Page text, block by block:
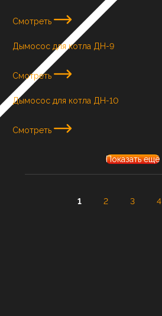
Смотреть
Дымосос для котла ДН-9
Смотреть
Дымосос для котла ДН-10
Смотреть
Показать ещё
1 2 3 4